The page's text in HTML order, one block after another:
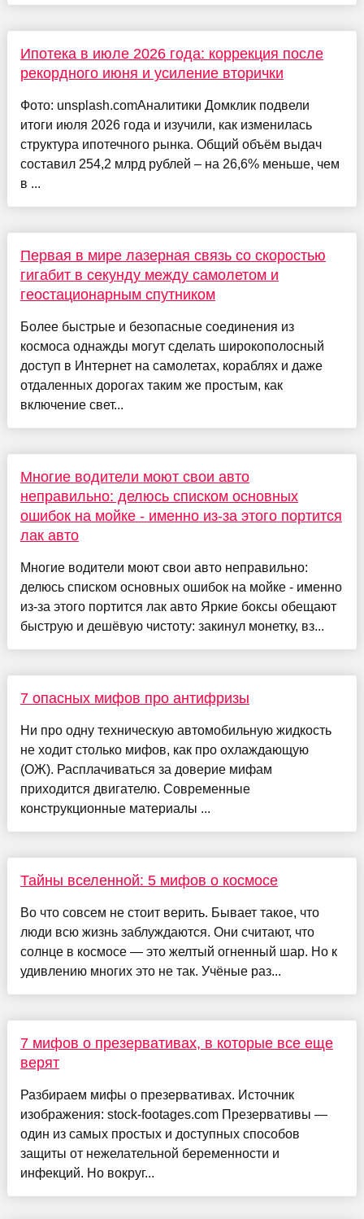
Ипотека в июле 2026 года: коррекция после
рекордного июня и усиление вторички
Фото: unsplash.comАналитики Домклик подвели
итоги июля 2026 года и изучили, как изменилась
структура ипотечного рынка. Общий объём выдач
составил 254,2 млрд рублей – на 26,6% меньше, чем
в ...
Первая в мире лазерная связь со скоростью
гигабит в секунду между самолетом и
геостационарным спутником
Более быстрые и безопасные соединения из
космоса однажды могут сделать широкополосный
доступ в Интернет на самолетах, кораблях и даже
отдаленных дорогах таким же простым, как
включение свет...
Многие водители моют свои авто
неправильно: делюсь списком основных
ошибок на мойке - именно из-за этого портится
лак авто
Многие водители моют свои авто неправильно:
делюсь списком основных ошибок на мойке - именно
из-за этого портится лак авто Яркие боксы обещают
быструю и дешёвую чистоту: закинул монетку, вз...
7 опасных мифов про антифризы
Ни про одну техническую автомобильную жидкость
не ходит столько мифов, как про охлаждающую
(ОЖ). Расплачиваться за доверие мифам
приходится двигателю. Современные
конструкционные материалы ...
Тайны вселенной: 5 мифов о космосе
Во что совсем не стоит верить. Бывает такое, что
люди всю жизнь заблуждаются. Они считают, что
солнце в космосе — это желтый огненный шар. Но к
удивлению многих это не так. Учёные раз...
7 мифов о презервативах, в которые все еще
верят
Разбираем мифы о презервативах. Источник
изображения: stock-footages.com Презервативы —
один из самых простых и доступных способов
защиты от нежелательной беременности и
инфекций. Но вокруг...